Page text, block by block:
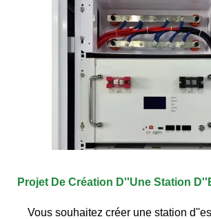
Projet De Création D''Une Station
Vous souhaitez créer une station